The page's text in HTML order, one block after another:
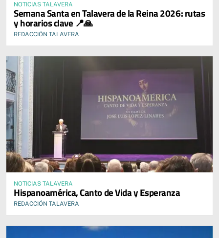
NOTICIAS TALAVERA
Semana Santa en Talavera de la Reina 2026: rutas
y horarios clave 📍🙏
REDACCIÓN TALAVERA
NOTICIAS TALAVERA
Hispanoamérica, Canto de Vida y Esperanza
REDACCIÓN TALAVERA